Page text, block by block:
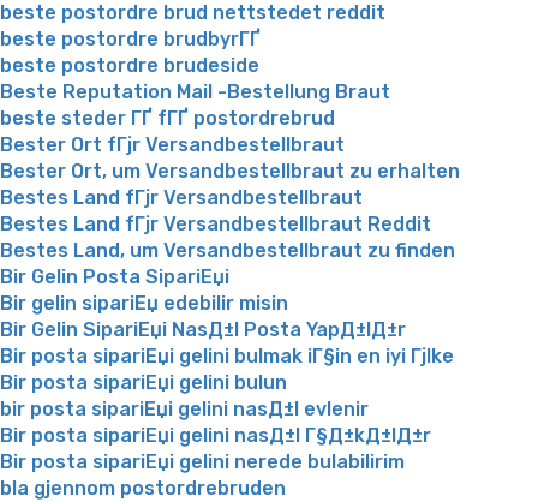
beste postordre brud nettstedet reddit
beste postordre brudbyrГҐ
beste postordre brudeside
Beste Reputation Mail -Bestellung Braut
beste steder ГҐ fГҐ postordrebrud
Bester Ort fГјr Versandbestellbraut
Bester Ort, um Versandbestellbraut zu erhalten
Bestes Land fГјr Versandbestellbraut
Bestes Land fГјr Versandbestellbraut Reddit
Bestes Land, um Versandbestellbraut zu finden
Bir Gelin Posta SipariЕџi
Bir gelin sipariЕџ edebilir misin
Bir Gelin SipariЕџi NasД±l Posta YapД±lД±r
Bir posta sipariЕџi gelini bulmak iГ§in en iyi Гјlke
Bir posta sipariЕџi gelini bulun
bir posta sipariЕџi gelini nasД±l evlenir
Bir posta sipariЕџi gelini nasД±l Г§Д±kД±lД±r
Bir posta sipariЕџi gelini nerede bulabilirim
bla gjennom postordrebruden